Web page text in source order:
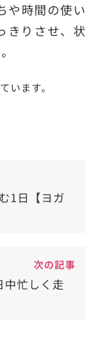
や時間の使い
きりさせ、状
います。
1日【ヨガ
次の記事
忙しく走